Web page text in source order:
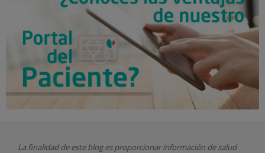
La finalidad de este blog es proporcionar información de salud